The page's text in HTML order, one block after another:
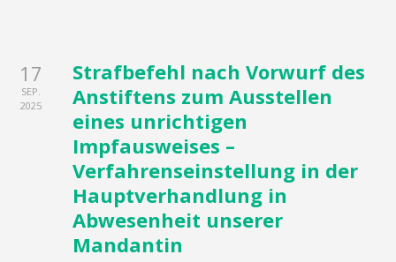
17
SEP.
2025
Strafbefehl nach Vorwurf des
Anstiftens zum Ausstellen
eines unrichtigen
Impfausweises –
Verfahrenseinstellung in der
Hauptverhandlung in
Abwesenheit unserer
Mandantin